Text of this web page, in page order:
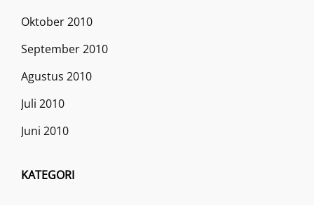
Oktober 2010
September 2010
Agustus 2010
Juli 2010
Juni 2010
KATEGORI